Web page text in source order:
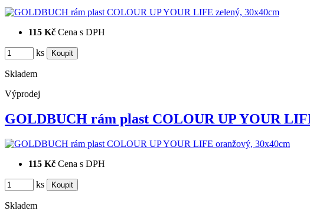
115 Kč Cena s DPH
ks
Skladem
Výprodej
GOLDBUCH rám plast COLOUR UP YOUR
115 Kč Cena s DPH
ks
Skladem